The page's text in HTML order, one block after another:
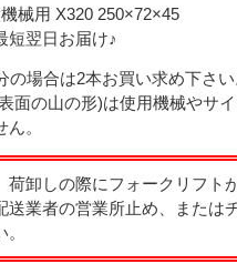
械用 X320 250×72×45
短翌日お届け♪
場合は2本お買い求め下さい
面の山の形)は使用機械やサ
。
卸しの際にフォークリフト
送業者の営業所止め、または